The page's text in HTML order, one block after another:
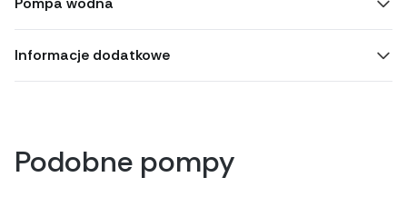
Informacje dodatkowe
Podobne pompy